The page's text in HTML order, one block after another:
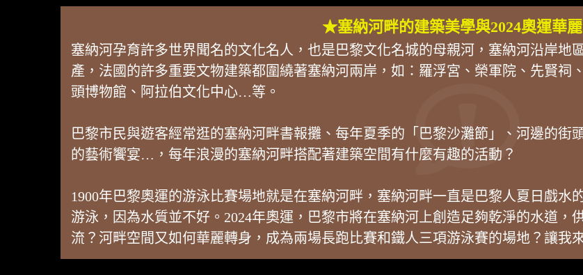
★塞納河畔的建築美學與2024奧運華
塞納河孕育許多世界聞名的文化名人，也是巴黎文化名城的母親河，塞納河沿岸地
產，法國的許多重要文物建築都圍繞著塞納河兩岸，如：羅浮宮、榮軍院、先賢祠
頭博物館、阿拉伯文化中心…等。
巴黎市民與遊客經常逛的塞納河畔書報攤、每年夏季的「巴黎沙灘節」、河邊的街
的藝術饗宴…，每年浪漫的塞納河畔搭配著建築空間有什麼有趣的活動？
1900年巴黎奧運的游泳比賽場地就是在塞納河畔，塞納河畔一直是巴黎人夏日戲水
游泳，因為水質並不好。2024年奧運，巴黎市將在塞納河上創造足夠乾淨的水道，
流？河畔空間又如何華麗轉身，成為兩場長跑比賽和鐵人三項游泳賽的場地？讓我